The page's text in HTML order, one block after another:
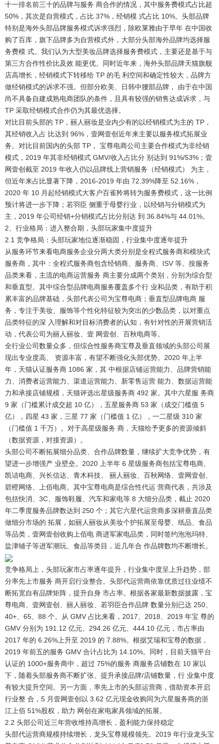
十一排名前三十的品牌与服务 商合作的情况，其中服务费模式占比超
50%，其次是自营模式，占比 37%，经销模 式占比 10%。头部品牌
特别是海外头部品牌服务模式诉求强烈，除欧莱雅由于早年 在中国收
购了百库，旗下品牌多为自营模式外，大部分头部海外品牌均选择服
务费模 式。我们认为大型美妆品牌选择服务费模式，主要还是基于与
第三方合作性价比及效 能更优。同时近年来，海外头部品牌天猫旗舰
店高增长，经销模式下转移给 TP 的毛 利空间和确定性较大，品牌方
做经销模式的诉求不强。但部分欧美、日韩中腰部品牌， 由于在中国
尚不具备自建成熟电商团队的条件，且具有较强的销售达成诉求，与
TP 采取经销模式合作仍为其最优选择。
对比目前头部的 TP，丽人丽妆是业内少有的以经销模式为主的 TP，
其经销收入占 比达到 96%，壹网壹创近年来主要以服务模式拓展业
务。 对比目前国内的头部 TP， 宝尊电商公司主要合作模式为非经销
模式，2019 年其非经销模式 GMV/收入占比分 别达到 91%/53%；壹
网壹创截至 2019 年收入仍以品牌线上营销服务（经销模式） 为主，
但近年来占比显著下降，2016-2019 年由 72.39%降至 52.16%，
2020 年 10 月起经销模式大客户百雀羚将转为服务费模式，这一比例
预计将进一步下降；若羽臣 侧重于母婴行业，以经销与分销模式为
主，2019 年公司经销+分销模式占比分别达 到 36.84%与 44.01%。
2、行业格局：进入整合期，头部玩家集中度提升
2.1 竞争格局：头部玩家地位逐渐稳固，行业集中度逐年提升
从服务环节来看电商服务企业分两大类分别是全程式服务商和模块式
服务商，其中： 全程式服务商包含经销商、服务商、ISV 等。按服务
品类来看，主流的电商运营服务 商主要分成两个类别，分别为综合型
和垂直型。其中综合型品牌电商服务覆盖多个行 业和品类，有助于积
累丰富的品牌基础，头部代表公司为宝尊电商；垂直型品牌电商 服
务，专注于美妆、服饰等个性化特征较为突出的少数品类，以对重点
品类特征的深 入理解和对目标消费者的认知，有针对性的开展营销活
动，代表公司为丽人丽妆、壹 网壹创、百秋电商等。
全行业公司数量众多，但综合性服务商宝尊及垂直领域的头部公司展
现出专业度高、 资源丰富，有望不断强化头部优势。 2020 年上半
年，天猫认证服务商 1086 家，其 中根据店铺运营能力、品牌营销能
力、消费者运营能力、渠道运营能力、新零售运营 能力、数据运营能
力和承接店铺规模，天猫评选出星级服务商 492 家。其中六星服 务商
9 家（门槛累计成交超 10 亿），五星服务商 53 家（成交门槛值 5
亿），四星 43 家，三星 77 家（门槛值 1 亿），一二星级 310 家
（门槛值 1 千万）。对于高星级服务 商，天猫给予更多的资源倾斜
（数据资源，对接资源）。
头部公司不断拓展细分品类、合作品牌数量，继续扩大竞争优势，有
望进一步增强产 业壁垒。 2020 上半年 6 星级服务商包括宝尊电商、
凯诘电商、兴长信达、青木科技、 丽人丽妆、百秋网络、壹网壹创、
碧橙网络、上佰电商。其中宝尊电商是综合性代运 营商代表，共涉及
包括快消、3C、服饰鞋履、汽车和家电等 8 大细分品类，截止 2020
年二季度服务品牌数达到 250 个；其它六星代运营商多深耕垂直品类
做细分市场的 拓展，如丽人丽妆从美妆个护拓展至母婴、纸品、食品
等品类，壹网壹创收购上佰电 商进军家电品类，同时签约泡泡玛特、
盐津铺子等进军潮玩、食品等类目，近几年合 作品牌数均不断增长。
竞争格局上，头部玩家市占率逐年提升，行业集中度呈上升趋势，部
分率先上市服务 商开启行业整合。 头部代运营商依靠优质过往业绩不
断拓宽自有品牌矩阵，提升自身 市占率。根据各家最新数据披露，宝
尊电商、壹网壹创、丽人丽妆、若羽臣合作品牌 数量分别已达 250、
40+、65、88 个。从 GMV 占比来看，2017、2018、2019 年宝 尊的
GMV 分别为 191.12 亿元、294.26 亿元、444.10 亿元，市占率由
2017 年的 6.26%上升至 2019 的 7.88%。根据艾瑞和宝尊的数据，
2019 年前五的服务 GMV 合计占比为 14.10%。同时，目前天猫平台
认证的 1000+服务商中，超过 75%的服务 商服务店铺数在 10 家以
下，随着头部服务商不断扩张、提升承接品牌/店铺数量，行 业集中度
有较大提升空间。另一方面，率先上市的头部运营商，借助资本开启
行业整 合，5 月壹网壹创以 3.62 亿元现金收购同为六星服务商的浙
江上佰 51%股权，助力 网创在家电家具领域的拓展。
2.2 头部公司近三年营收维持高增长，盈利能力保持稳定
头部代运营商规模持续增长，龙头宝尊规模领先。2019 年行业龙头宝